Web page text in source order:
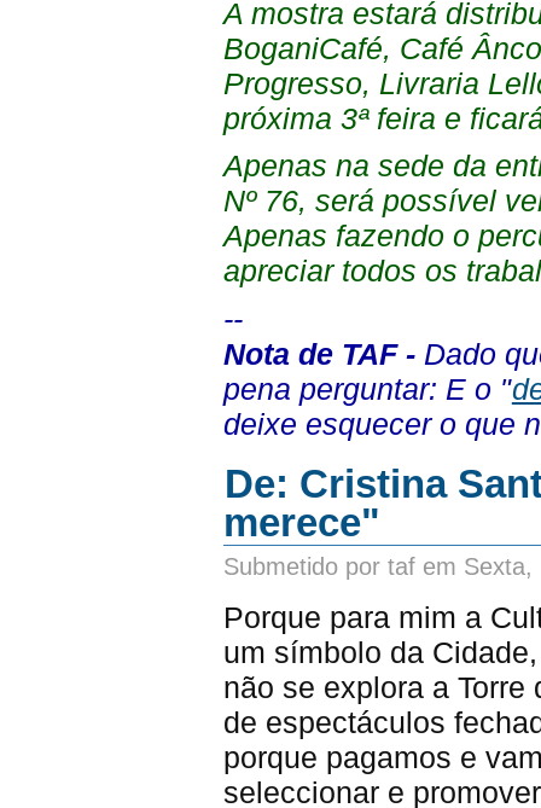
A mostra estará
BoganiCafé, Café
Progresso, Livraria
próxima 3ª feira e
Apenas na sede da
Nº 76, será possível
Apenas fazendo o
apreciar todos os
--
Nota de TAF - Dado
pena perguntar: E o "
deixe esquecer o que
De: Cristina
merece"
Submetido por taf em Sexta,
Porque para mim a
um símbolo da
não se explora a
de espectáculos
porque pagamos e
seleccionar e